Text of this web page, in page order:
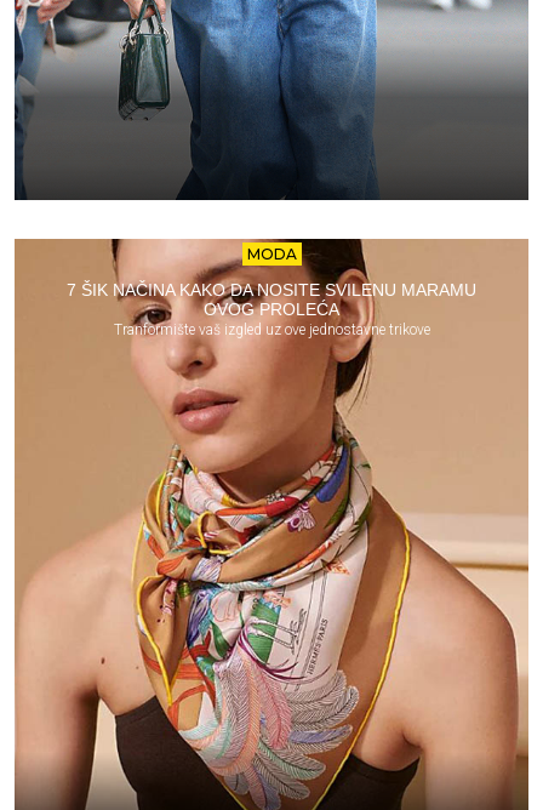
MODA
7 ŠIK NAČINA KAKO DA NOSITE SVILENU MARAMU
OVOG PROLEĆA
Tranformište vaš izgled uz ove jednostavne trikove